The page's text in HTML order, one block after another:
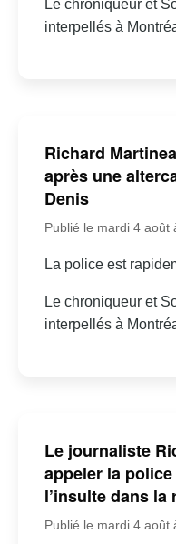
Le chroniqueur et
interpellés à
Richard
après une
Denis
Publié le mardi 4 août
La police est
Le chroniqueur et
interpellés à
Le journaliste
appeler la
l’insulte dans la
Publié le mardi 4 août